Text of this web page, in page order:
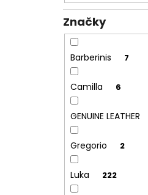
Značky
Barberinis 7
Camilla 6
GENUINE LEATHER
Gregorio 2
Luka 222